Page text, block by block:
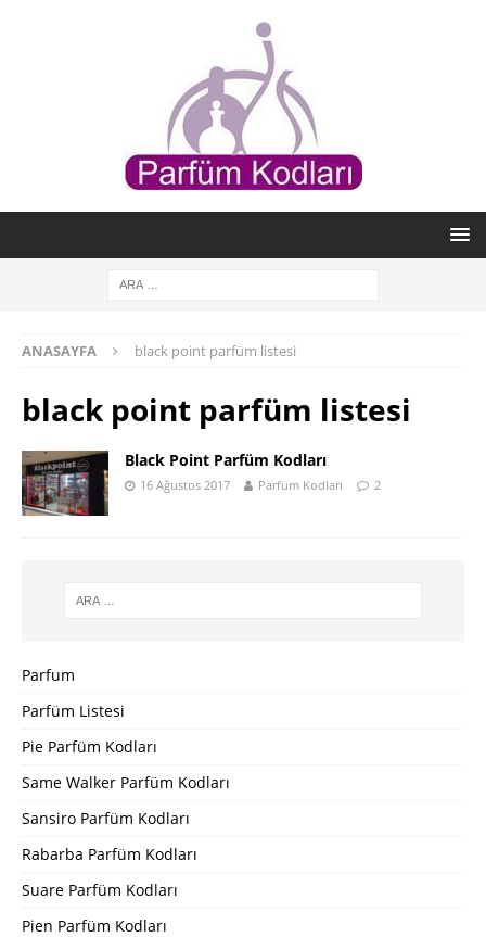
ANASAYFA black point parfüm listesi
black point parfüm listesi
Black Point Parfüm Kodları
16 Ağustos 2017 Parfum Kodları 2
Parfum
Parfüm Listesi
Pie Parfüm Kodları
Same Walker Parfüm Kodları
Sansiro Parfüm Kodları
Rabarba Parfüm Kodları
Suare Parfüm Kodları
Pien Parfüm Kodları